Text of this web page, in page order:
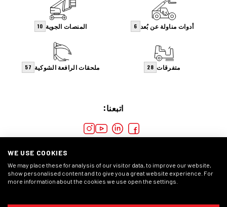
اتبعنا:
أدوات مناولة عن بُعد 6 المنصات الجوية 10
متفرقات 28 ملحقات الرافعة الشوكية 57
WE USE COOKIES
We may place these for analysis of our visitor data, to improve our website,
show personalised content and to give you a great website experience. For
more information about the cookies we use open the settings.